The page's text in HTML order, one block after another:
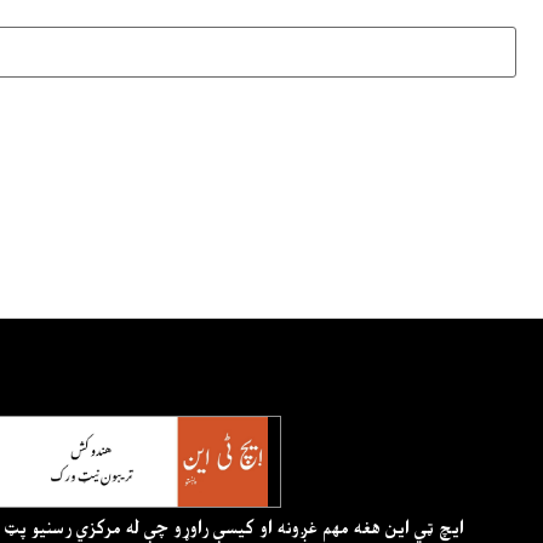
ايچ ټي اين هغه مهم غږونه او کيسې راوړو چې له مرکزي رسنيو پټ